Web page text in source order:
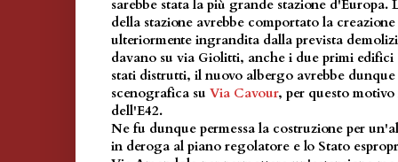
sarebbe stata la più grande stazione d'Europa.
della stazione avrebbe comportato la
ulteriormente ingrandita dalla prevista
davano su via Giolitti, anche i due primi
stati distrutti, il nuovo albergo avrebbe
scenografica su Via Cavour, per questo
dell'E42.
Ne fu dunque permessa la costruzione per
in deroga al piano regolatore e lo Stato